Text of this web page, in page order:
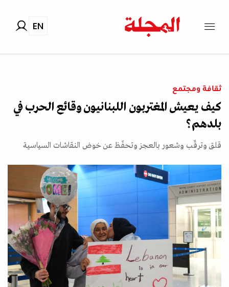
EN
ثقافة ومجتمع
كيف يعيش المغتربون اللبنانيون وقائع الحرب في
بلدهم؟
قلق وترقّب وشعور بالعجز وتحفّظ عن خوض النقاشات السياسية